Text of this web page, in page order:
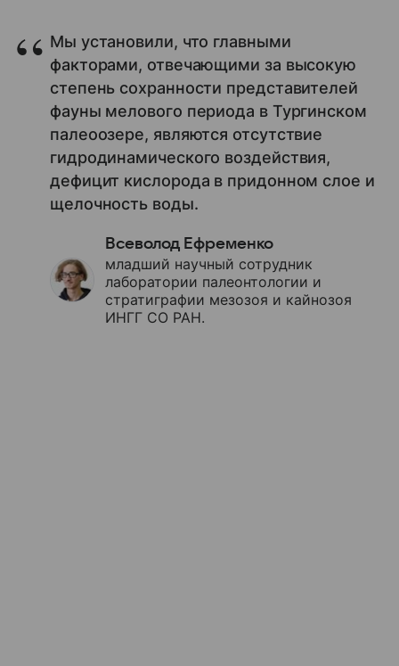
Мы установили, что главными
факторами, отвечающими за высокую
степень сохранности представителей
фауны мелового периода в Тургинском
палеоозере, являются отсутствие
гидродинамического воздействия,
дефицит кислорода в придонном слое и
щелочность воды.
Всеволод Ефременко
младший научный сотрудник
лаборатории палеонтологии и
стратиграфии мезозоя и кайнозоя
ИНГГ СО РАН.